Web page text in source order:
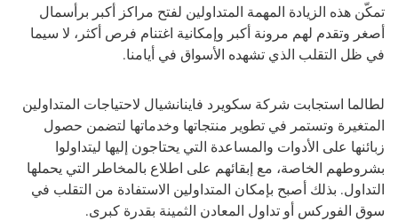
تمكّن هذه الزيادة المهمة المتداولين لفتح مراكز أكبر برأسمال
أصغر وتقدم لهم مرونة أكبر وإمكانية اغتنام فرص أكثر، لا سيما
في ظل التقلب الذي تشهده الأسواق في أيامنا.
لطالما استجابت شركة سكويرد فاينانشيال لاحتياجات المتداولين
المتغيرة وتستمر في تطوير منتجاتها وخدماتها لتضمن حصول
زبائنها على الأدوات والمساعدة التي يحتاجون إليها ليتداولوا
بشروطهم الخاصة، مع إبقائهم على اطلاع بالمخاطر التي يحملها
التداول. بذلك أصبح بإمكان المتداولين الاستفادة من التقلب في
سوق الفوركس أو تداول المعادن الثمينة بقدرة كبرى.